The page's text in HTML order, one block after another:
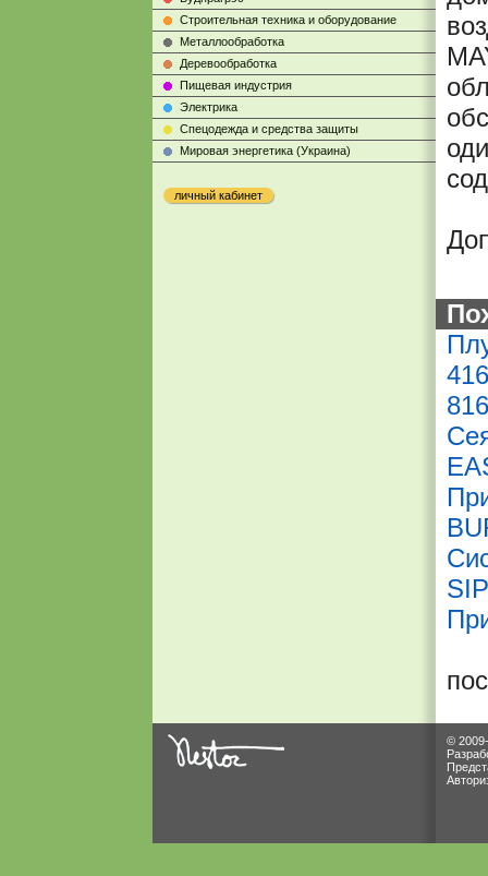
Строительная техника и оборудование
Металлообработка
Деревообработка
Пищевая индустрия
Электрика
Cпецодежда и средства защиты
Мировая энергетика (Украина)
личный кабинет
©